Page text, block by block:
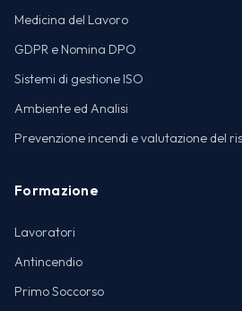
Medicina del Lavoro
GDPR e Nomina DPO
Sistemi di gestione ISO
Ambiente ed Analisi
Prevenzione incendi e valutazione del
Formazione
Lavoratori
Antincendio
Primo Soccorso